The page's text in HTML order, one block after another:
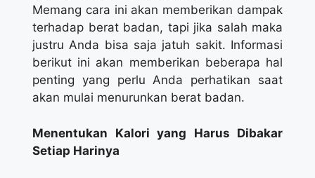
Memang cara ini akan memberikan dampak
terhadap berat badan, tapi jika salah maka
justru Anda bisa saja jatuh sakit. Informasi
berikut ini akan memberikan beberapa hal
penting yang perlu Anda perhatikan saat
akan mulai menurunkan berat badan.
Menentukan Kalori yang Harus Dibakar
Setiap Harinya